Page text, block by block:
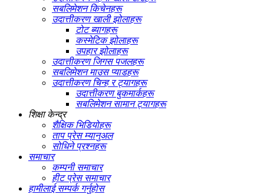
सबलिमेशन किचेनहरू
उदात्तीकरण खाली झोलाहरू
टोट ब्यागहरू
कस्मेटिक झोलाहरू
उपहार झोलाहरू
उदात्तीकरण जिगस पजलहरू
सबलिमेशन माउस प्याडहरू
उदात्तीकरण चिन्ह र ट्यागहरू
उदात्तीकरण बुकमार्कहरू
सबलिमेशन सामान ट्यागहरू
शिक्षा केन्द्र
शैक्षिक भिडियोहरू
ताप प्रेस म्यानुअल
सोधिने प्रश्नहरू
समाचार
कम्पनी समाचार
हीट प्रेस समाचार
हामीलाई सम्पर्क गर्नुहोस